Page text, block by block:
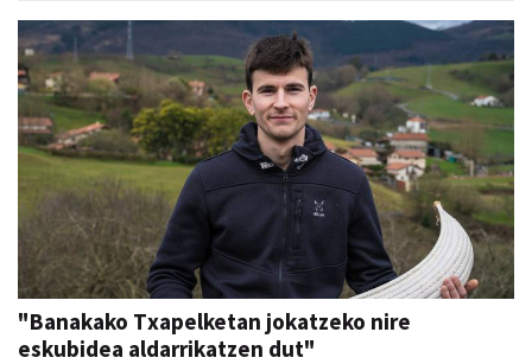
"Banakako Txapelketan jokatzeko nire
eskubidea aldarrikatzen dut"